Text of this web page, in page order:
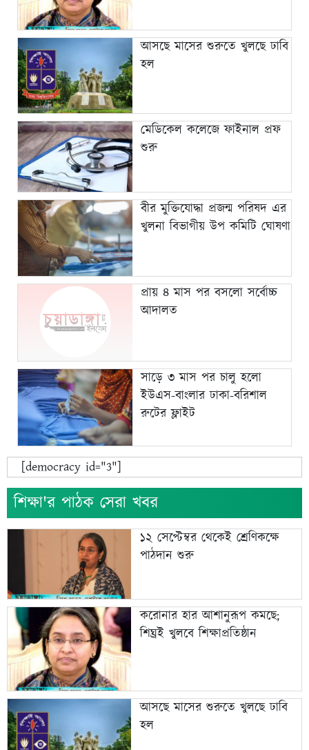
আসছে মাসের শুরুতে খুলছে ঢাবি
হল
মেডিকেল কলেজে ফাইনাল প্রফ
শুরু
বীর মুক্তিযোদ্ধা প্রজন্ম পরিষদ এর
খুলনা বিভাগীয় উপ কমিটি ঘোষণা
প্রায় ৪ মাস পর বসলো সর্বোচ্চ
আদালত
সাড়ে ৩ মাস পর চালু হলো
ইউএস-বাংলার ঢাকা-বরিশাল
রুটের ফ্লাইট
[democracy id="3"]
শিক্ষা'র পাঠক সেরা খবর
১২ সেপ্টেম্বর থেকেই শ্রেণিকক্ষে
পাঠদান শুরু
করোনার হার আশানুরূপ কমছে;
শিঘ্রই খুলবে শিক্ষাপ্রতিষ্ঠান
আসছে মাসের শুরুতে খুলছে ঢাবি
হল